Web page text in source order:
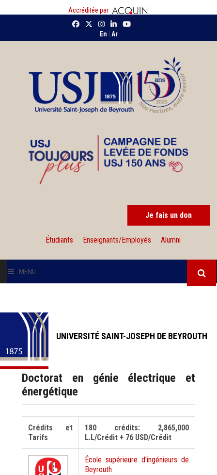
Accréditée par
En Ar
Je fais un don
Étudiants Enseignants/Employés Alumni
MENU
INSTITUTIONS
ADMISSION
RECHERCHE
INTERNATIONAL
SOLIDARITÉ
FORMATION PROFESSIONNELLE
UNIVERSITÉ SAINT-JOSEPH DE BEYROUTH
Doctorat en génie électrique et
énergétique
Crédits et
Tarifs
180 crédits: 2,865,000
L.L/Crédit + 76 USD/Crédit
École supérieure d'ingénieurs de
Beyrouth